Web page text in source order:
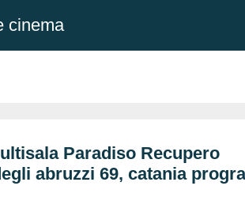
cinema
Paradiso Recupero
abruzzi 69, catania